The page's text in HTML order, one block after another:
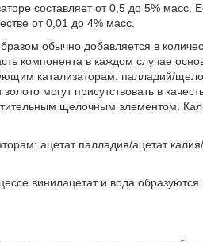
составляет от 0,5 до 5% масс.
от 0,01 до 4% масс.
обычно добавляется в
компонента в каждом случае
катализаторам: палладий/
могут присутствовать в
щелочным элементом.
ацетат палладия/ацетат
винилацетат и вода